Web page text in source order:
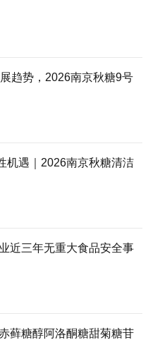
趋势，2026南京秋糖9号
机遇｜2026南京秋糖清洁
近三年无重大食品安全事
藓糖醇阿洛酮糖甜菊糖苷